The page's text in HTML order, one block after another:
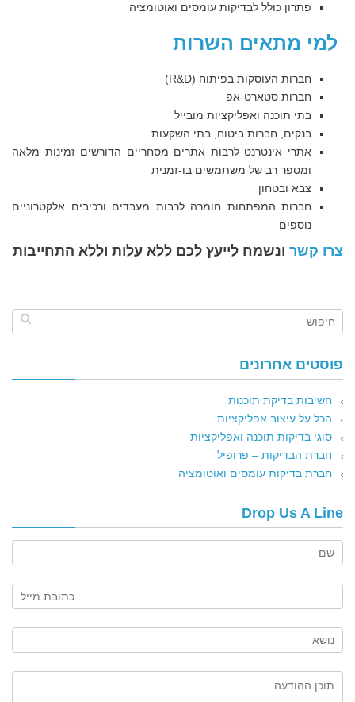
פתרון כולל לבדיקות עומסים ואוטומציה
למי מתאים השרות
חברות העוסקות בפיתוח (R&D)
חברות סטארט-אפ
בתי תוכנה ואפליקציות מובייל
בנקים, חברות ביטוח, בתי השקעות
אתרי אינטרנט לרבות אתרים מסחריים הדורשים זמינות מלאה
ומספר רב של משתמשים בו-זמנית
צבא ובטחון
חברות המפתחות חומרה לרבות מעבדים ורכיבים אלקטרוניים
נוספים
צרו קשר ונשמח לייעץ לכם ללא עלות וללא התחייבות
פוסטים אחרונים
חשיבות בדיקת תוכנות
הכל על עיצוב אפליקציות
סוגי בדיקות תוכנה ואפליקציות
חברת הבדיקות – פרופיל
חברת בדיקות עומסים ואוטומציה
Drop Us A Line